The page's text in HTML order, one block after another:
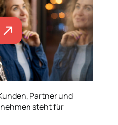
Partner und
steht für